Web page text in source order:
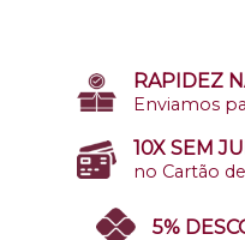
RAPIDEZ
Enviamos
10X SEM
no Cartão
5%